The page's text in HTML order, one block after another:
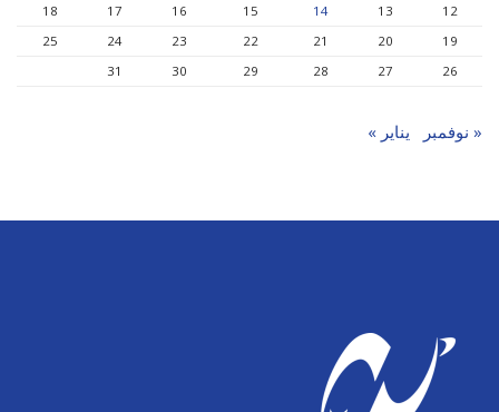
12
13
14
15
16
17
18
19
20
21
22
23
24
25
26
27
28
29
30
31
« نوفمبر يناير »